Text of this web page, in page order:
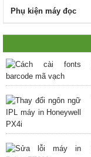
Phụ kiện máy đọc